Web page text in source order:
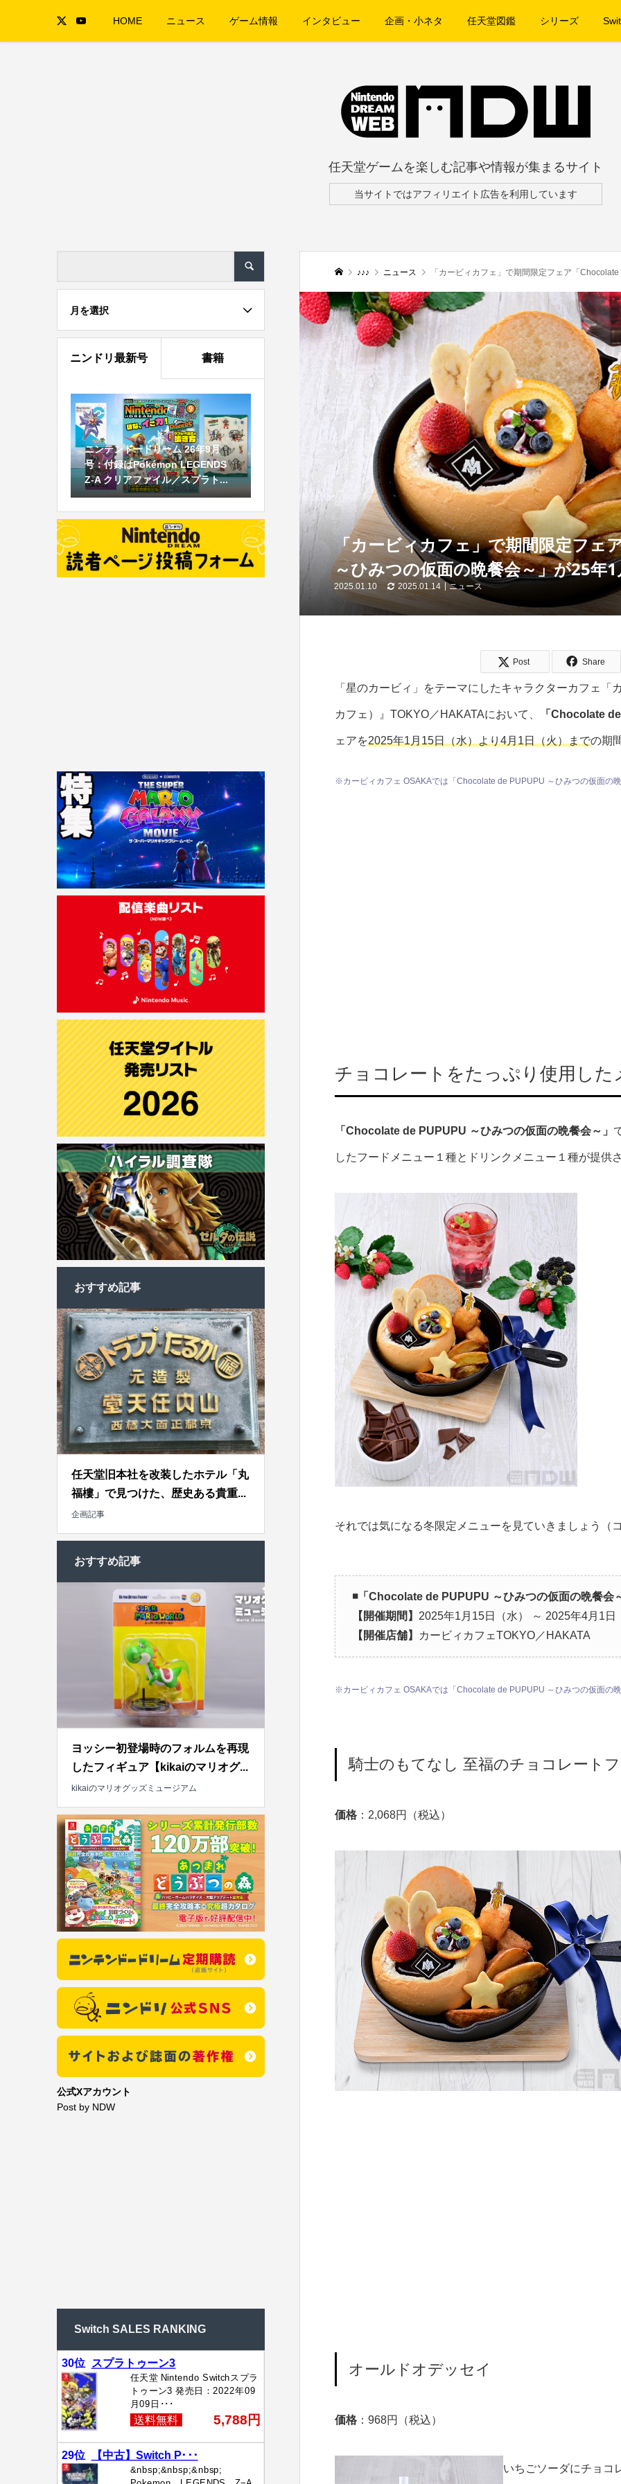
HOME ニュース ゲーム情報 インタビュー 企画・小ネタ 任天堂図鑑 シリーズ
任天堂ゲームを楽しむ記事や情報が集まるサイト
当サイトではアフィリエイト広告を利用しています
♪♪♪ ニュース 「カービィカフェ」で期間限定フェア「Chocolate de
「カービィカフェ」で期間限定フェ
～ひみつの仮面の晩餐会～」が25年
2025.01.10 2025.01.14 ニュース
Post Share
「星のカービィ」をテーマにしたキャラクターカフェ「
カフェ）』TOKYO／HAKATAにおいて、 「Chocolate
ェアを2025年1月15日（水）より4月1日（火）までの期
※カービィカフェ OSAKAでは「Chocolate de PUPUPU ～ひみつの仮面の
チョコレートをたっぷり使用した
「Chocolate de PUPUPU ～ひみつの仮面の晩餐会～」
したフードメニュー１種とドリンクメニュー１種が提供さ
それでは気になる冬限定メニューを見ていきましょう（
◾️「Chocolate de PUPUPU ～ひみつの仮面の晩餐会
【開催期間】 2025年1月15日（水） ～ 2025年4月1日
【開催店舗】
カービィカフェTOKYO／HAKATA
※カービィカフェ OSAKAでは「Chocolate de PUPUPU ～ひみつの仮面の
騎士のもてなし 至福のチョコレート
価格：2,068円（税込）
オールドオデッセイ
価格：968円（税込）
いちごソーダにチョコ
月を選択
ニンドリ最新号 書籍
ニンテンドードリーム 26年9月
号：付録はPokémon LEGENDS
Z-A クリアファイル／スプラト...
おすすめ記事
任天堂旧本社を改装したホテル「丸
福樓」で見つけた、歴史ある貴重...
企画記事
おすすめ記事
ヨッシー初登場時のフォルムを再現
したフィギュア【kikaiのマリオグ...
kikaiのマリオグッズミュージアム
公式Xアカウント
Post by NDW
Switch SALES RANKING